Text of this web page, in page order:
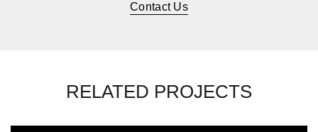
Contact Us
RELATED PROJECTS